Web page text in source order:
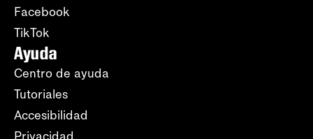
Facebook
TikTok
Ayuda
Centro de ayuda
Tutoriales
Accesibilidad